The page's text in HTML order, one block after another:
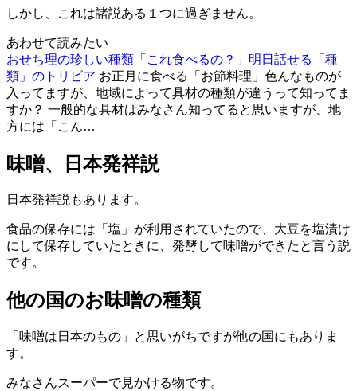
しかし、これは諸説ある１つに過ぎません。
あわせて読みたい
おせち理の珍しい種類「これ食べるの？」明日話せる「種
類」のトリビア お正月に食べる「お節料理」色んなものが
入ってますが、地域によって具材の種類が違うって知ってま
すか？ 一般的な具材はみなさん知ってると思いますが、地
方には「こん…
味噌、日本発祥説
日本発祥説もあります。
食品の保存には「塩」が利用されていたので、大豆を塩漬け
にして保存していたときに、発酵して味噌ができたと言う説
です。
他の国のお味噌の種類
「味噌は日本のもの」と思いがちですが他の国にもありま
す。
みなさんスーパーで見かける物です。